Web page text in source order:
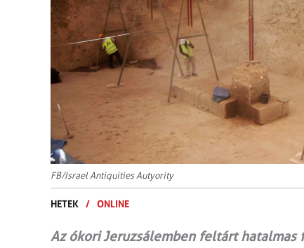
FB/Israel Antiquities Autyority
HETEK / ONLINE
Az ókori Jeruzsálemben feltárt